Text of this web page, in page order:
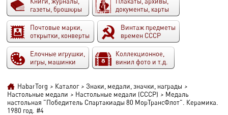
газеты, брошюры
документы, карты
Почтовые марки,
открытки, конверты
Винтаж предметы
времен СССР
Елочные игрушки,
игры, машинки
Коллекционное,
винил фото и т.д.
HabarTorg > Каталог > Знаки, медали, значки, награды >
Настольные медали > Настольные медали (СССР) > Медаль
настольная "Победитель Спартакиады 80 МорТрансФлот". Керамика.
1980 год. #4